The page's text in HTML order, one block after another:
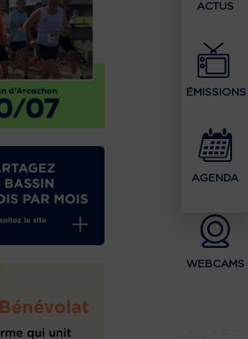
ACTUS
ÉMISSIONS
AGENDA
WEBCAMS